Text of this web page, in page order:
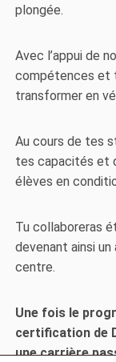
plongée.
Avec l’appui de
compétences et
transformer en
Au cours de tes
tes capacités et
élèves en
Tu collaboreras
devenant ainsi
centre.
Une fois le
certification de
une carrière